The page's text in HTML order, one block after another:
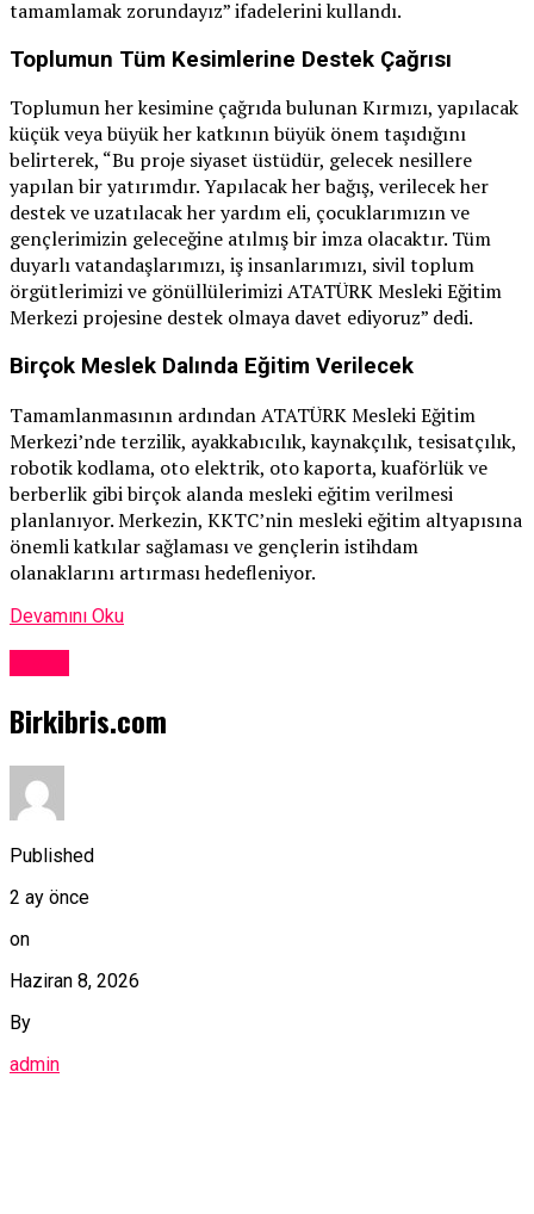
tamamlamak zorundayız” ifadelerini kullandı.
Toplumun Tüm Kesimlerine Destek Çağrısı
Toplumun her kesimine çağrıda bulunan Kırmızı, yapılacak
küçük veya büyük her katkının büyük önem taşıdığını
belirterek, “Bu proje siyaset üstüdür, gelecek nesillere
yapılan bir yatırımdır. Yapılacak her bağış, verilecek her
destek ve uzatılacak her yardım eli, çocuklarımızın ve
gençlerimizin geleceğine atılmış bir imza olacaktır. Tüm
duyarlı vatandaşlarımızı, iş insanlarımızı, sivil toplum
örgütlerimizi ve gönüllülerimizi ATATÜRK Mesleki Eğitim
Merkezi projesine destek olmaya davet ediyoruz” dedi.
Birçok Meslek Dalında Eğitim Verilecek
Tamamlanmasının ardından ATATÜRK Mesleki Eğitim
Merkezi’nde terzilik, ayakkabıcılık, kaynakçılık, tesisatçılık,
robotik kodlama, oto elektrik, oto kaporta, kuaförlük ve
berberlik gibi birçok alanda mesleki eğitim verilmesi
planlanıyor. Merkezin, KKTC’nin mesleki eğitim altyapısına
önemli katkılar sağlaması ve gençlerin istihdam
olanaklarını artırması hedefleniyor.
Devamını Oku
Birkibris.com
Published
2 ay önce
on
Haziran 8, 2026
By
admin